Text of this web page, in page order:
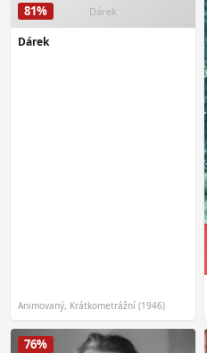
81% Dárek
Dárek
Animovaný, Krátkometrážní (1946)
76%